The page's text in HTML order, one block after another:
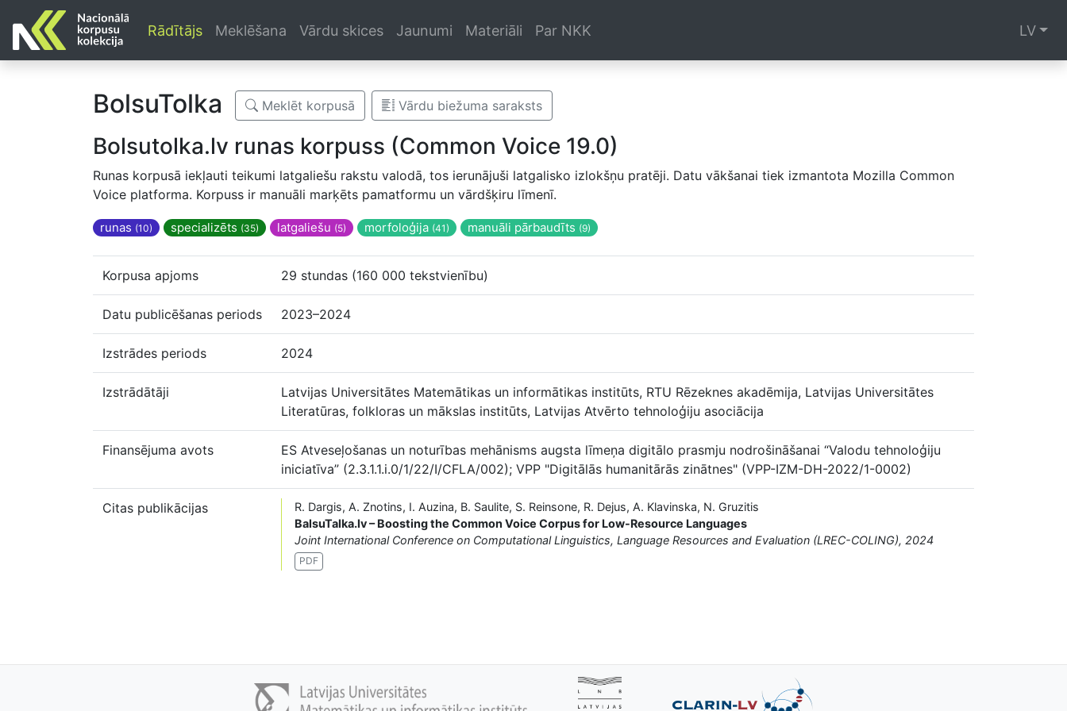
Rādītājs Meklēšana Vārdu skices Jaunumi Materiāli Par NKK LV
BolsuTolka Meklēt korpusā Vārdu biežuma saraksts
Bolsutolka.lv runas korpuss (Common Voice 19.0)
Runas korpusā iekļauti teikumi latgaliešu rakstu valodā, tos ierunājuši latgalisko izlokšņu pratēji. Datu vākšanai tiek izmantota Mozilla Common
Voice platforma. Korpuss ir manuāli marķēts pamatformu un vārdšķiru līmenī.
runas (10) specializēts (35) latgaliešu (5) morfoloģija (41) manuāli pārbaudīts (9)
Korpusa apjoms 29 stundas (160 000 tekstvienību)
Datu publicēšanas periods 2023–2024
Izstrādes periods 2024
Izstrādātāji
Latvijas Universitātes Matemātikas un informātikas institūts, RTU Rēzeknes akadēmija, Latvijas Universitātes
Literatūras, folkloras un mākslas institūts, Latvijas Atvērto tehnoloģiju asociācija
Finansējuma avots
ES Atveseļošanas un noturības mehānisms augsta līmeņa digitālo prasmju nodrošināšanai “Valodu tehnoloģiju
iniciatīva” (2.3.1.1.i.0/1/22/I/CFLA/002); VPP "Digitālās humanitārās zinātnes" (VPP-IZM-DH-2022/1-0002)
Citas publikācijas
R. Dargis, A. Znotins, I. Auzina, B. Saulite, S. Reinsone, R. Dejus, A. Klavinska, N. Gruzitis
BalsuTalka.lv – Boosting the Common Voice Corpus for Low-Resource Languages
Joint International Conference on Computational Linguistics, Language Resources and Evaluation (LREC-COLING), 2024
PDF